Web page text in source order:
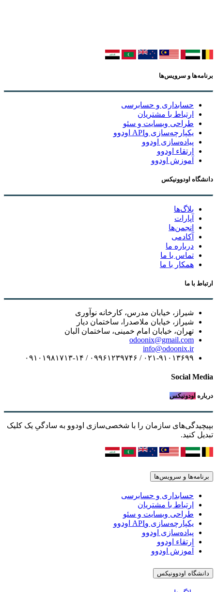
برنامه‌ها و سرویس‌ها
حسابداری و حسابرسی
ارتباط با مشتریان
طراحی وبسایت و سئو
یکپارچه‌سازی وAPI اودوو
پیاده‌سازی اودوو
ارتقاء اودوو
آموزش اودوو
دانشگاه اودوونیکس
بلاگ‌ها
آپارات
انجمن‌ها
آکادمی
درباره ما
تماس با ما
همکار با ما
ارتباط با ما
شیراز، خیابان مدرس، کارخانه نوآوری
شیراز، خیابان ملاصدرا، ساختمان دیار
تهران، خیابان امام خمینی، ساختمان البان
odoonix@gmail.com
info@odoonix.ir
۰۲۱-۹۱۰۱۳۶۹۹ / ۰۹۹۶۱۲۳۹۷۴۶ / ۰۹۱۰۱۹۸۱۷۱۳-۱۴
Social Media
درباره اودونیکس
بپیچیدگی‌های سازمان را با شخصی‌سازی اودوو به سادگیِ یک کلیک
تبدیل کنید.
برنامه‌ها و سرویس‌ها
حسابداری و حسابرسی
ارتباط با مشتریان
طراحی وبسایت و سئو
یکپارچه‌سازی وAPI اودوو
پیاده‌سازی اودوو
ارتقاء اودوو
آموزش اودوو
دانشگاه اودوونیکس